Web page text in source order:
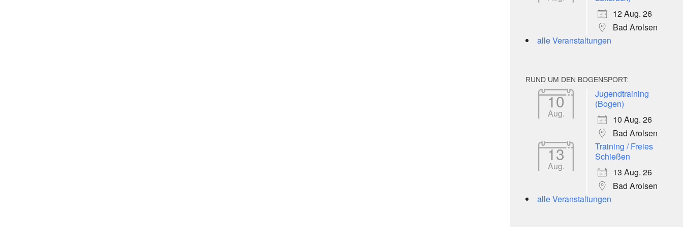
12 Aug. 26
Bad Arolsen
alle Veranstaltungen
RUND UM DEN BOGENSPORT:
10
Aug.
Jugendtraining
(Bogen)
10 Aug. 26
Bad Arolsen
13
Aug.
Training / Freies
Schießen
13 Aug. 26
Bad Arolsen
alle Veranstaltungen